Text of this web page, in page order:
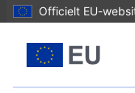
Officielt EU-